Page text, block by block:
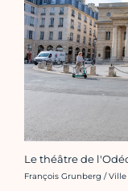
Le théâtre de
Crédit photo :
François Grunberg /